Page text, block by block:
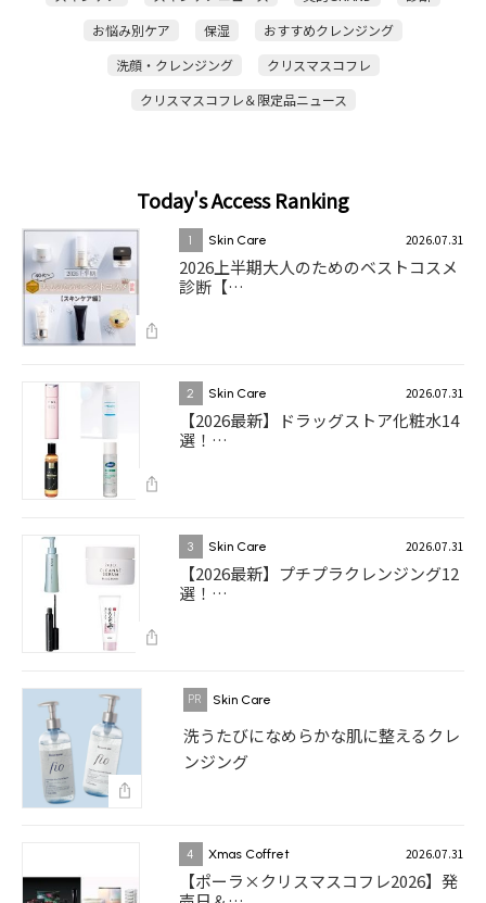
お悩み別ケア
保湿
おすすめクレンジング
洗顔・クレンジング
クリスマスコフレ
クリスマスコフレ＆限定品ニュース
Today's Access Ranking
1 Skin Care 2026.07.31
2026上半期大人のためのベストコスメ
診断【…
2 Skin Care 2026.07.31
【2026最新】ドラッグストア化粧水14
選！…
3 Skin Care 2026.07.31
【2026最新】プチプラクレンジング12
選！…
Skin Care
洗うたびになめらかな肌に整えるクレ
ンジング
4 Xmas Coffret 2026.07.31
【ポーラ×クリスマスコフレ2026】発